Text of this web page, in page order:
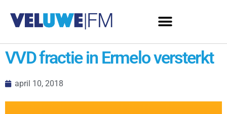
VVD fractie in Ermelo versterkt
april 10, 2018